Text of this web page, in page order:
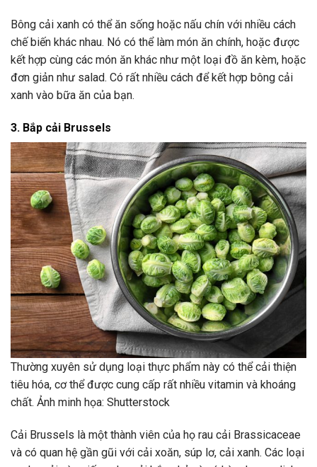
Bông cải xanh có thể ăn sống hoặc nấu chín với nhiều cách
chế biến khác nhau. Nó có thể làm món ăn chính, hoặc được
kết hợp cùng các món ăn khác như một loại đồ ăn kèm, hoặc
đơn giản như salad. Có rất nhiều cách để kết hợp bông cải
xanh vào bữa ăn của bạn.
3. Bắp cải Brussels
Thường xuyên sử dụng loại thực phẩm này có thể cải thiện
tiêu hóa, cơ thể được cung cấp rất nhiều vitamin và khoáng
chất. Ảnh minh họa: Shutterstock
Cải Brussels là một thành viên của họ rau cải Brassicaceae
và có quan hệ gần gũi với cải xoăn, súp lơ, cải xanh. Các loại